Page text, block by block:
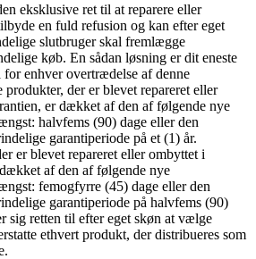
eksklusive ret til at reparere eller
en fuld refusion og kan efter eget
slutbruger skal fremlægge
køb. En sådan løsning er dit eneste
enhver overtrædelse af denne
der er blevet repareret eller
er dækket af den af følgende nye
halvfems (90) dage eller den
garantiperiode på et (1) år.
er blevet repareret eller ombyttet i
af den af følgende nye
femogfyrre (45) dage eller den
garantiperiode på halvfems (90)
sig retten til efter eget skøn at vælge
ethvert produkt, der distribueres som